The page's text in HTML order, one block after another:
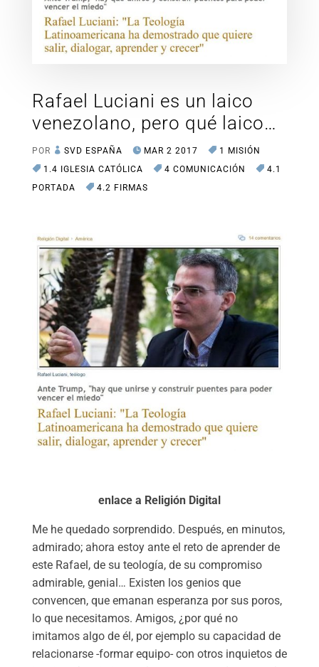
Rafael Luciani es un laico
venezolano, pero qué laico…
POR SVD ESPAÑA MAR 2 2017
1 MISIÓN
1.4 IGLESIA CATÓLICA
4 COMUNICACIÓN
4.1
PORTADA
4.2 FIRMAS
enlace a Religión Digital
Me he quedado sorprendido. Después, en minutos,
admirado; ahora estoy ante el reto de aprender de
este Rafael, de su teología, de su compromiso
admirable, genial… Existen los genios que
convencen, que emanan esperanza por sus poros,
lo que necesitamos. Amigos, ¿por qué no
imitamos algo de él, por ejemplo su capacidad de
relacionarse -formar equipo- con otros inquietos de